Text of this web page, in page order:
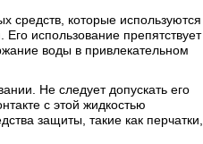
средств, которые используются
использование препятствует
воды в привлекательном
Не следует допускать его
с этой жидкостью
защиты, такие как перчатки,